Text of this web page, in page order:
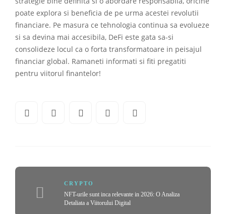
poate explora si beneficia de pe urma acestei revolutii
financiare. Pe masura ce tehnologia continua sa evolueze
si sa devina mai accesibila, DeFi este gata sa-si
consolideze locul ca o forta transformatoare in peisajul
financiar global. Ramaneti informati si fiti pregatiti
pentru viitorul finantelor!
CRYPTO
NFT-urile sunt inca relevante in 2026: O Analiza
Detaliata a Viitorului Digital